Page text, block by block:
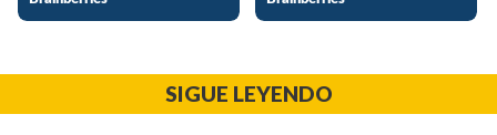
SIGUE LEYENDO